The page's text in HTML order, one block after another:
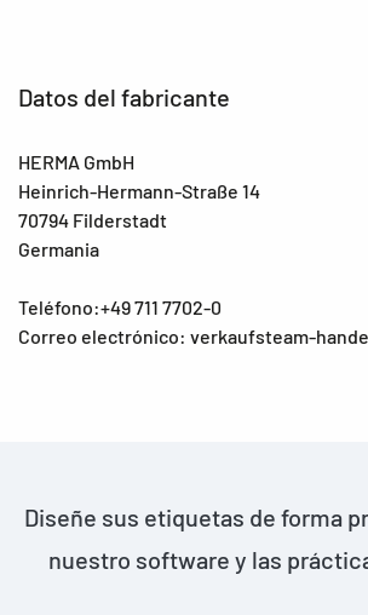
Datos del fabricante
HERMA GmbH
Heinrich-Hermann-Straße 14
70794 Filderstadt
Germania
Teléfono:+49 711 7702-0
Correo electrónico: verkaufsteam-
Diseñe sus etiquetas de forma
nuestro software y las